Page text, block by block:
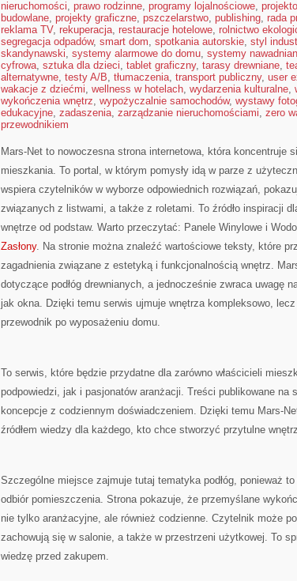
nieruchomości, prawo rodzinne, programy lojalnościowe,
budowlane, projekty graficzne, pszczelarstwo, publishing, rada
reklama TV, rekuperacja, restauracje hotelowe, rolnictwo
segregacja odpadów, smart dom, spotkania autorskie, styl
skandynawski, systemy alarmowe do domu, systemy
cyfrowa, sztuka dla dzieci, tablet graficzny, tarasy drewniane,
alternatywne, testy A/B, tłumaczenia, transport publiczny, user
wakacje z dziećmi, wellness w hotelach, wydarzenia kulturalne,
wykończenia wnętrz, wypożyczalnie samochodów, wystawy
edukacyjne, zadaszenia, zarządzanie nieruchomościami, zero
przewodnikiem
Mars-Net to nowoczesna strona internetowa, która koncentruje
mieszkania. To portal, w którym pomysły idą w parze z
wspiera czytelników w wyborze odpowiednich rozwiązań,
związanych z listwami, a także z roletami. To źródło inspiracji
wnętrze od podstaw. Warto przeczytać: Panele Winylowe i
Zasłony. Na stronie można znaleźć wartościowe teksty, które
zagadnienia związane z estetyką i funkcjonalnością wnętrz.
dotyczące podłóg drewnianych, a jednocześnie zwraca uwagę
jak okna. Dzięki temu serwis ujmuje wnętrza kompleksowo,
przewodnik po wyposażeniu domu.
To serwis, które będzie przydatne dla zarówno właścicieli
podpowiedzi, jak i pasjonatów aranżacji. Treści publikowane na
koncepcje z codziennym doświadczeniem. Dzięki temu Mars-
źródłem wiedzy dla każdego, kto chce stworzyć przytulne
Szczególne miejsce zajmuje tutaj tematyka podłóg, ponieważ to
odbiór pomieszczenia. Strona pokazuje, że przemyślane
nie tylko aranżacyjne, ale również codzienne. Czytelnik może
zachowują się w salonie, a także w przestrzeni użytkowej. To
wiedzę przed zakupem.